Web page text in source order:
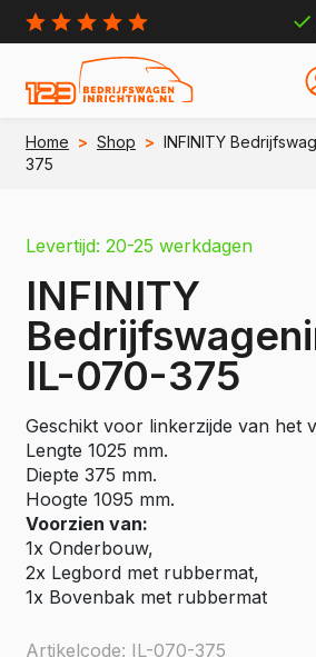
Home > Shop > INFINITY
375
Levertijd: 20-25 werkdagen
INFINITY
IL-070-375
Geschikt voor linkerzijde van het
Lengte 1025 mm.
Diepte 375 mm.
Hoogte 1095 mm.
Voorzien van:
1x Onderbouw,
2x Legbord met rubbermat,
1x Bovenbak met rubbermat
Artikelcode: IL-070-375